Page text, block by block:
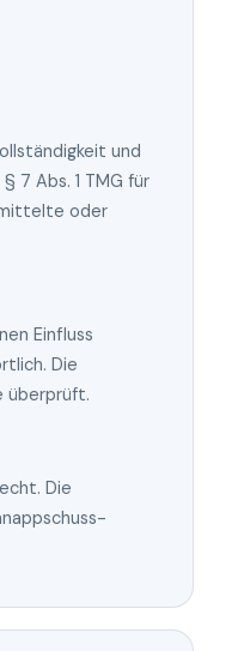
und
7 Abs. 1 TMG für
oder
Einfluss
Die
überprüft.
Die